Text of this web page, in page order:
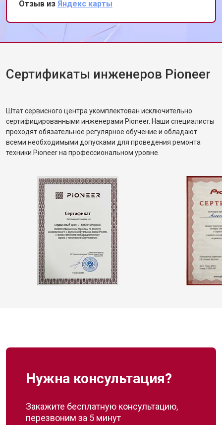
обслуживания.
Отзыв из Яндекс карты
Сертификаты инженеров Pioneer
Штат сервисного центра укомплектован исключительно
сертифицированными инженерами Pioneer. Наши специалисты
проходят обязательное регулярное обучение и обладают
всеми необходимыми допусками для проведения ремонта
техники Pioneer на профессиональном уровне.
Нужна консультация?
Закажите бесплатную консультацию,
перезвоним за 5 минут